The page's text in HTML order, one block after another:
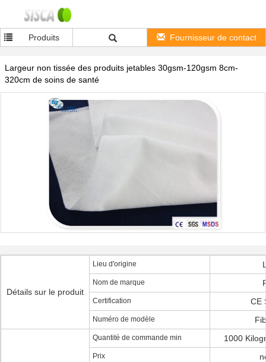
Produits Fournisseur de contact
Largeur non tissée des produits jetables 30gsm-120gsm 8cm-
320cm de soins de santé
Détails sur le produit
Lieu d'origine
Nom de marque
Certification CE
Numéro de modèle
Quantité de commande min 1000
Prix